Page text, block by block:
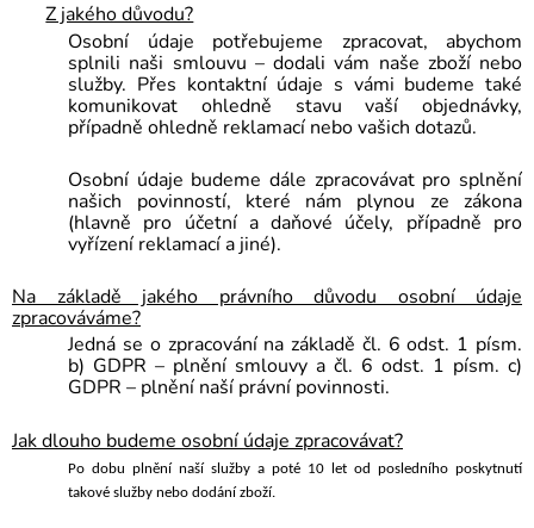
Z jakého důvodu?
Osobní údaje potřebujeme zpracovat, abychom
splnili naši smlouvu – dodali vám naše zboží nebo
služby. Přes kontaktní údaje s vámi budeme také
komunikovat ohledně stavu vaší objednávky,
případně ohledně reklamací nebo vašich dotazů.
Osobní údaje budeme dále zpracovávat pro splnění
našich povinností, které nám plynou ze zákona
(hlavně pro účetní a daňové účely, případně pro
vyřízení reklamací a jiné).
Na základě jakého právního důvodu osobní údaje
zpracováváme?
Jedná se o zpracování na základě čl. 6 odst. 1 písm.
b) GDPR – plnění smlouvy a čl. 6 odst. 1 písm. c)
GDPR – plnění naší právní povinnosti.
Jak dlouho budeme osobní údaje zpracovávat?
Po dobu plnění naší služby a poté 10 letod posledního poskytnutí
takové služby nebo dodání zboží.